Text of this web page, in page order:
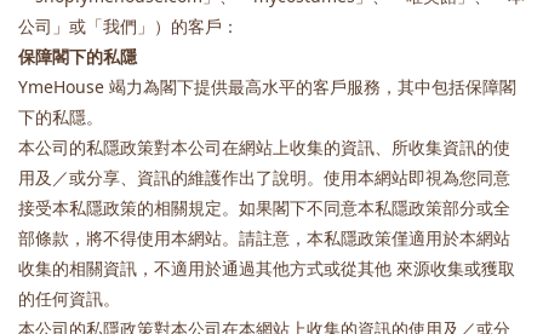
公司」或「我們」）的客戶：
保障閣下的私隱
YmeHouse 竭力為閣下提供最高水平的客戶服務，其中包括保障閣
下的私隱。
本公司的私隱政策對本公司在網站上收集的資訊、所收集資訊的使
用及／或分享、資訊的維護作出了說明。使用本網站即視為您同意
接受本私隱政策的相關規定。如果閣下不同意本私隱政策部分或全
部條款，將不得使用本網站。請註意，本私隱政策僅適用於本網站
收集的相關資訊，不適用於通過其他方式或從其他 來源收集或獲取
的任何資訊。
本公司的私隱政策對本公司在本網站上收集的資訊的使用及／或分